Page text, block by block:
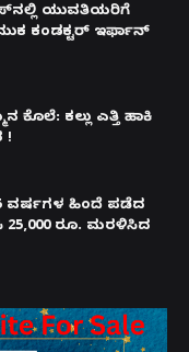
ಯುವತಿಯರಿಗೆ
ಕಂಡಕ್ಟರ್ ಇರ್ಫಾನ್
ಕೊಲೆ: ಕಲ್ಲು ಎತ್ತಿ ಹಾಕಿ
!
ವರ್ಷಗಳ ಹಿಂದೆ ಪಡೆದ
25,000 ರೂ. ಮರಳಿಸಿದ